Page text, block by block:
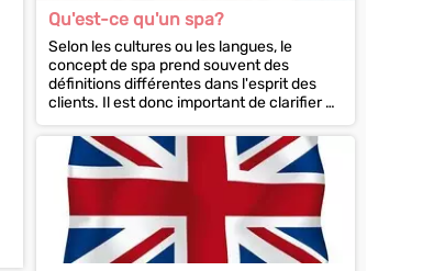
Qu'est-ce qu'un spa?
Selon les cultures ou les langues, le
concept de spa prend souvent des
définitions différentes dans l'esprit des
clients. Il est donc important de clarifier ce
point pour...